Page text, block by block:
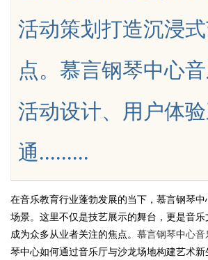
Bo
活动策划打造沉浸
点。慕言钢琴中心
活动设计、用户体
通.........
在音乐教育行业蓬勃发展的当下，慕言钢琴
场景。这里不仅是技艺展示的舞台，更是音
成为众多从业者关注的焦点。 慕言钢琴中心
琴中心如何通过音乐厅与沙龙场地构建艺术新